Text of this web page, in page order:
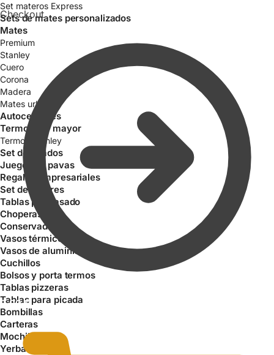
Checkout
0.00$
Set materos Express
Sets de mates personalizados
Mates
Premium
Stanley
Cuero
Corona
Madera
Mates urbano
Autocebantes
Termos por mayor
Termos Stanley
Set de Asados
Juegos de pavas
Regalos empresariales
Set de Tereres
Tablas para asado
Choperas
Conservadoras
Vasos térmicos
Vasos de aluminio
Cuchillos
Bolsos y porta termos
Tablas pizzeras
Tablas para picada
Bombillas
Carteras
Mochilas
Yerba mate